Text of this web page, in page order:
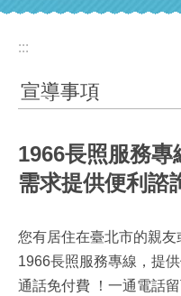
:::
:::
宣導事項
1966長照服務
需求提供便利諮
您有居住在臺北市的親
1966長照服務專線，提
通話免付費 ！一通電話